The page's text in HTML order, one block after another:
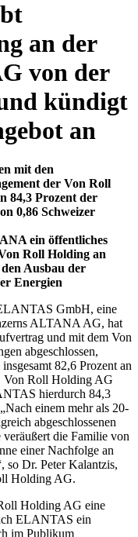
an der
von der
kündigt
an
mit den
der Von Roll
84,3 Prozent der
0,86 Schweizer
ein öffentliches
Roll Holding an
Ausbau der
Energien
GmbH, eine
ALTANA AG, hat
und mit dem Von
abgeschlossen,
82,6 Prozent an
Von Roll Holding AG
hierdurch 84,3
einem mehr als 20-
abgeschlossenen
die Familie von
einer Nachfolge an
so Dr. Peter Kalantzis,
Holding AG.
Holding AG eine
ELANTAS ein
im Publikum